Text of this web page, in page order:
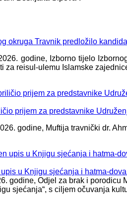
okruga Travnik predložilo
godine, Izborno tijelo
za reisul-ulemu Islamske
prijem za predstavnike
godine, Muftija travnički dr.
u Knjigu sjećanja i hatma-
godine, Odjel za brak i
sjećanja“, s ciljem očuvanja